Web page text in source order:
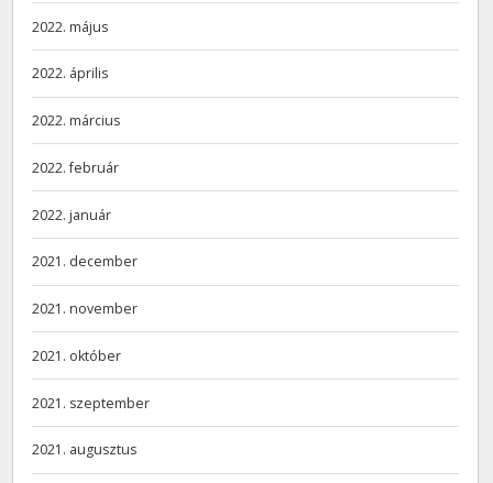
2022. május
2022. április
2022. március
2022. február
2022. január
2021. december
2021. november
2021. október
2021. szeptember
2021. augusztus